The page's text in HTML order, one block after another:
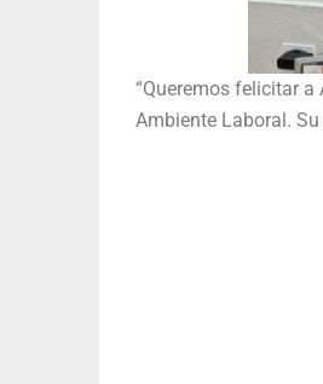
“Queremos felicitar
Ambiente Laboral.